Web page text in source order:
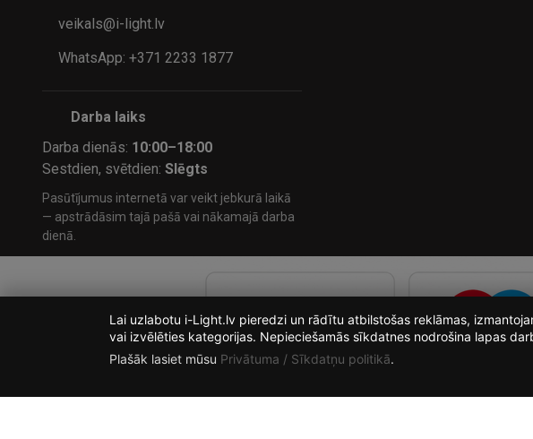
veikals@i-light.lv
WhatsApp: +371 2233 1877
Darba laiks
Darba dienās: 10:00–18:00
Sestdien, svētdien:Slēgts
Pasūtījumus internetā var veikt jebkurā laikā
— apstrādāsim tajā pašā vai nākamajā darba
dienā.
Lai uzlabotu i-Light.lv pieredzi un rādītu atbilstošas reklāmas,
vai izvēlēties kategorijas. Nepieciešamās sīkdatnes nodrošina lapas
Plašāk lasiet mūsu Privātuma / Sīkdatņu politikā.